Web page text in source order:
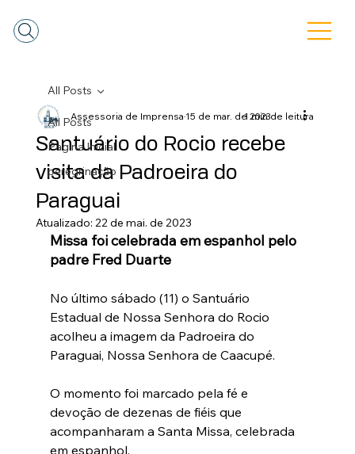
All Posts
Pagina Inicial
peregrinação
All Posts
Santuário do Rocio recebe
visita da Padroeira do
Paraguai
Assessoria de Imprensa15 de mar. de 20231 min de leitura
Atualizado: 22 de mai. de 2023
Missa foi celebrada em espanhol pelo
padre Fred Duarte
No último sábado (11) o Santuário
Estadual de Nossa Senhora do Rocio
acolheu a imagem da Padroeira do
Paraguai, Nossa Senhora de Caacupé.
O momento foi marcado pela fé e
devoção de dezenas de fiéis que
acompanharam a Santa Missa, celebrada
em espanhol.